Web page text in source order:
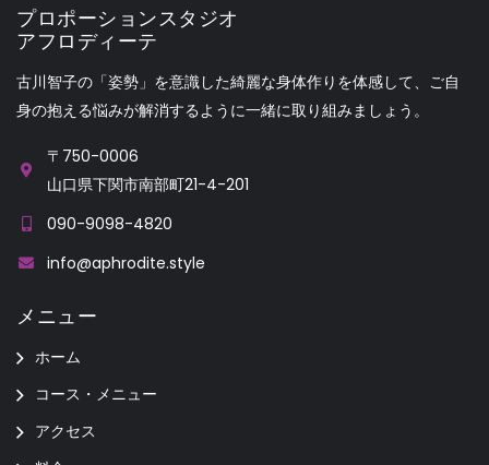
プロポーションスタジオ
アフロディーテ
古川智子の「姿勢」を意識した綺麗な身体作りを体感して、ご自
身の抱える悩みが解消するように一緒に取り組みましょう。
〒750-0006
山口県下関市南部町21-4-201
090-9098-4820
info@aphrodite.style
メニュー
ホーム
コース・メニュー
アクセス